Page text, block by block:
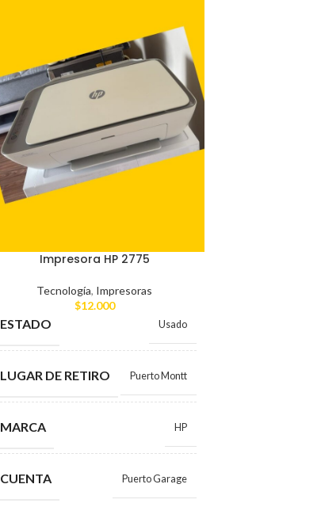
Impresora HP 2775
Tecnología, Impresoras
$12.000
ESTADO Usado
LUGAR DE RETIRO Puerto Montt
MARCA HP
CUENTA Puerto Garage